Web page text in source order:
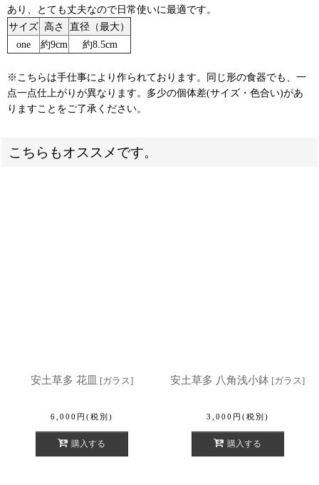
あり、とても丈夫なので日常使いに最適です。
サイズ 高さ
直径（最大）
one
約9cm 約8.5cm
※こちらは手仕事により作られております。同じ形の食器でも、一
点一点仕上がりが異なります。多少の個体差(サイズ・色合い)があ
りますことをご了承ください。
こちらもオススメです。
安土草多 花皿 [ガラス]
6,000 円 (税別)
購入する
安土草多 八角浅小鉢 [ガラス]
3,000 円 (税別)
購入する